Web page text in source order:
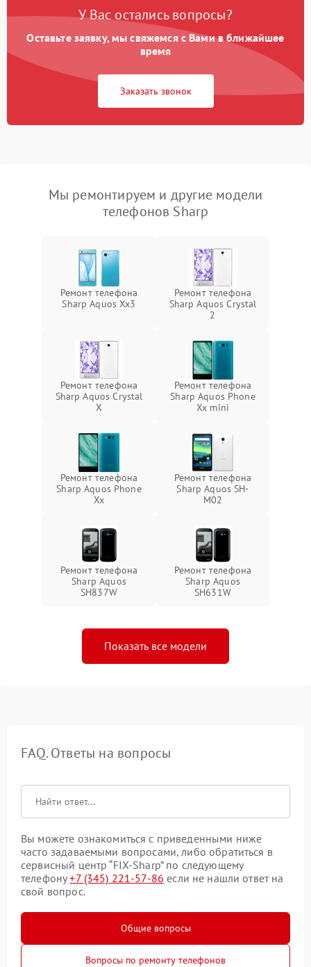
У Вас остались вопросы?
Оставьте заявку, мы свяжемся с Вами в ближайшее
время
Заказать звонок
Мы ремонтируем и другие модели
телефонов Sharp
Ремонт телефона
Sharp Aquos Xx3
Ремонт телефона
Sharp Aquos Crystal
2
Ремонт телефона
Sharp Aquos Crystal
X
Ремонт телефона
Sharp Aquos Phone
Xx mini
Ремонт телефона
Sharp Aquos Phone
Xx
Ремонт телефона
Sharp Aquos SH-
M02
Ремонт телефона
Sharp Aquos
SH837W
Ремонт телефона
Sharp Aquos
SH631W
Показать все модели
FAQ. Ответы на вопросы
Вы можете ознакомиться с приведенными ниже
часто задаваемыми вопросами, либо обратиться в
сервисный центр “FIX-Sharp” по следующему
телефону+7 (345) 221-57-86 если не нашли ответ на
свой вопрос.
Общие вопросы
Вопросы по ремонту телефонов